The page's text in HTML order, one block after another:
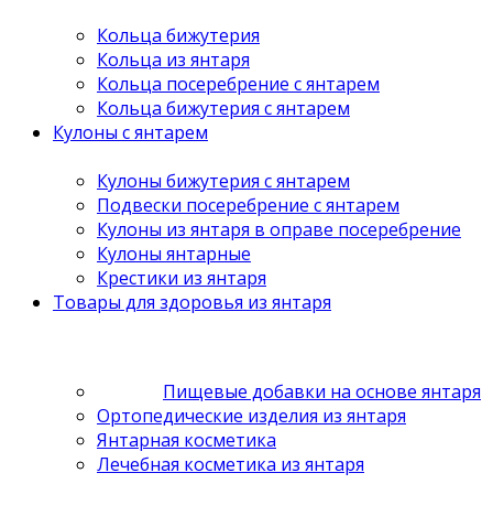
Кольца бижутерия
Кольца из янтаря
Кольца посеребрение с янтарем
Кольца бижутерия с янтарем
Кулоны с янтарем
Кулоны бижутерия с янтарем
Подвески посеребрение с янтарем
Кулоны из янтаря в оправе посеребрение
Кулоны янтарные
Крестики из янтаря
Товары для здоровья из янтаря
Пищевые добавки на основе янтаря
Ортопедические изделия из янтаря
Янтарная косметика
Лечебная косметика из янтаря